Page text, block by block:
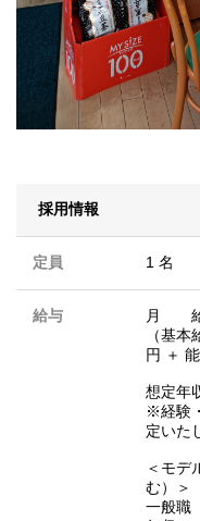
採用情報
定員 1 名
給与
月 給
（基
円 ＋
想定年
※経験
定いた
＜モデ
む）＞
一般職